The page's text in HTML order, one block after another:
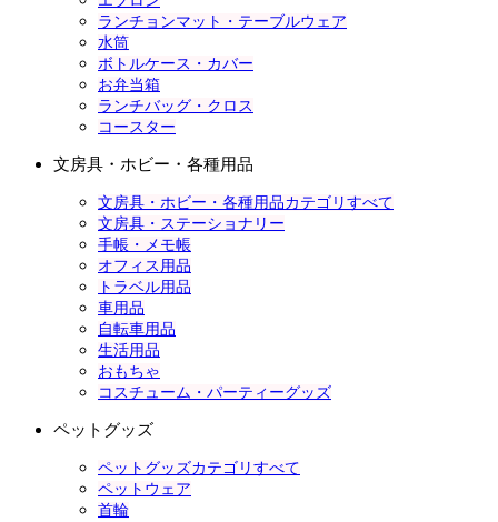
ランチョンマット・テーブルウェア
水筒
ボトルケース・カバー
お弁当箱
ランチバッグ・クロス
コースター
文房具・ホビー・各種用品
文房具・ホビー・各種用品カテゴリすべて
文房具・ステーショナリー
手帳・メモ帳
オフィス用品
トラベル用品
車用品
自転車用品
生活用品
おもちゃ
コスチューム・パーティーグッズ
ペットグッズ
ペットグッズカテゴリすべて
ペットウェア
首輪